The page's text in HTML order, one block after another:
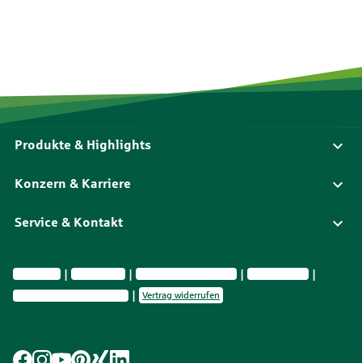
Produkte & Highlights
Konzern & Karriere
Service & Kontakt
Impressum Datenschutz Vermittlerinformationen
Nachhaltigkeit
Privatsphäre-Einstellungen
Vertrag widerrufen